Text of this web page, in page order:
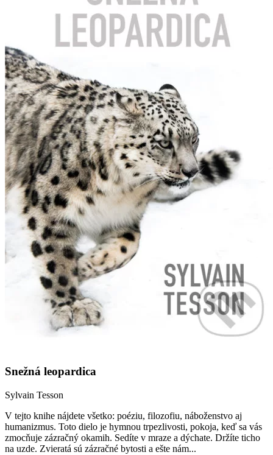
Snežná leopardica
Sylvain Tesson
V tejto knihe nájdete všetko: poéziu, filozofiu, náboženstvo aj
humanizmus. Toto dielo je hymnou trpezlivosti, pokoja, keď sa vás
zmocňuje zázračný okamih. Sedíte v mraze a dýchate. Držíte ticho
na uzde. Zvieratá sú zázračné bytosti a ešte nám...